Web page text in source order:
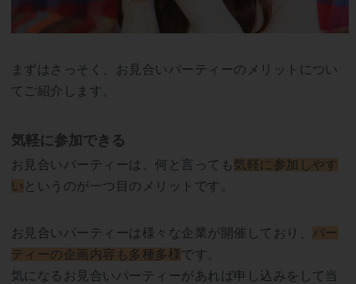
まずはさっそく、お見合いパーティーのメリットについ
てご紹介します。
気軽に参加できる
お見合いパーティーは、何と言っても 気軽に参加しやす
い というのが一つ目のメリットです。
お見合いパーティーは様々な企業が開催しており、 パー
ティーの企画内容も多種多様 です。
気になるお見合いパーティーがあれば申し込みをして当